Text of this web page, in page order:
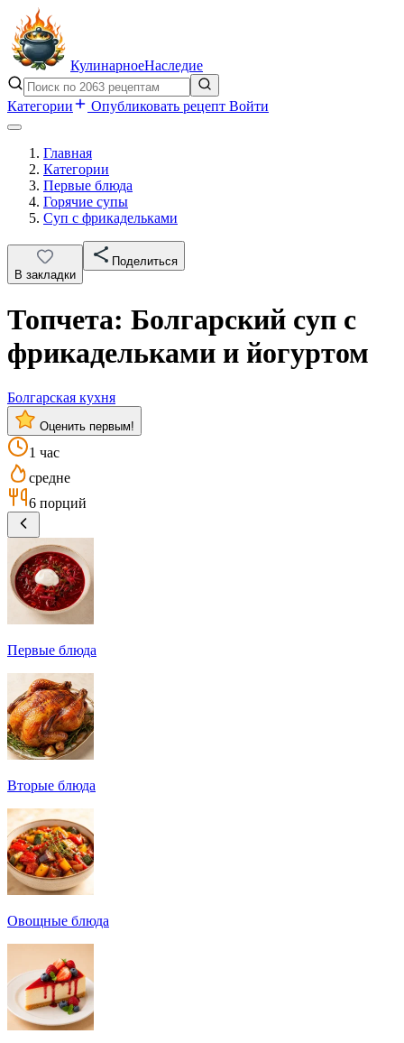
КулинарноеНаследие
Категории Опубликовать рецепт Войти
Главная
Категории
Первые блюда
Горячие супы
Суп с фрикадельками
В закладки
Поделиться
Топчета: Болгарский суп с
фрикадельками и йогуртом
Болгарская кухня
Оценить первым!
1 час
средне
6 порций
Первые блюда
Вторые блюда
Овощные блюда